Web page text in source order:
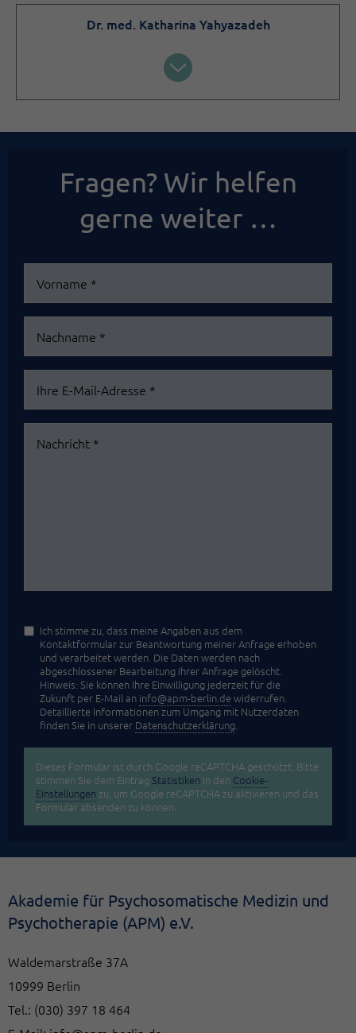
Dr. med. Katharina Yahyazadeh
Fragen? Wir helfen
gerne weiter …
Mail-
Adresse
Ich stimme zu, dass meine Angaben aus dem
Kontaktformular zur Beantwortung meiner Anfrage erhoben
und verarbeitet werden. Die Daten werden nach
abgeschlossener Bearbeitung Ihrer Anfrage gelöscht.
Hinweis: Sie können Ihre Einwilligung jederzeit für die
Zukunft per E-Mail an info@apm-berlin.dewiderrufen.
Detaillierte Informationen zum Umgang mit Nutzerdaten
finden Sie in unserer Datenschutzerklärung.
Dieses Formular ist durch Google reCAPTCHA geschützt. Bitte
stimmen Sie dem Eintrag Statistiken in den Cookie-
Einstellungen zu, um Google reCAPTCHA zu aktivieren und das
Formular absenden zu können.
Akademie für Psychosomatische Medizin und
Psychotherapie (APM) e.V.
Waldemarstraße 37A
10999 Berlin
Tel.: (030) 397 18 464